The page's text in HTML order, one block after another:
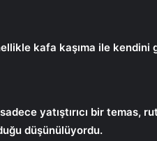
kafa kaşıma ile kendini
yatıştırıcı bir temas,
düşünülüyordu.